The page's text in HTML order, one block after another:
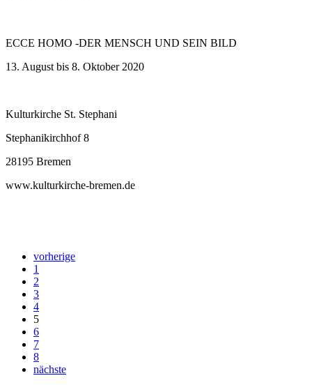
ECCE HOMO -DER MENSCH UND SEIN BILD
13. August bis 8. Oktober 2020
Kulturkirche St. Stephani
Stephanikirchhof 8
28195 Bremen
www.kulturkirche-bremen.de
vorherige
1
2
3
4
5
6
7
8
nächste